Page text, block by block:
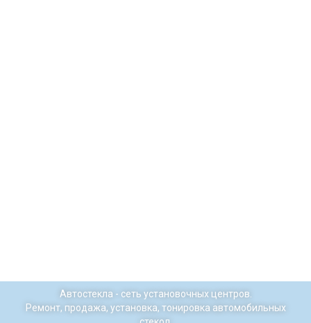
Автостекла - сеть установочных центров.
Ремонт, продажа, установка, тонировка автомобильных